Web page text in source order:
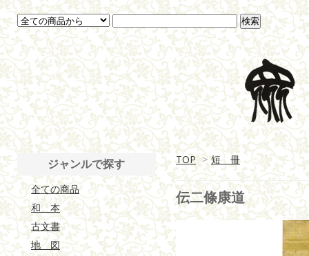
TOP > 短 冊
伝二條康道
ジャンルで探す
全ての商品
和 本
古文書
地 図